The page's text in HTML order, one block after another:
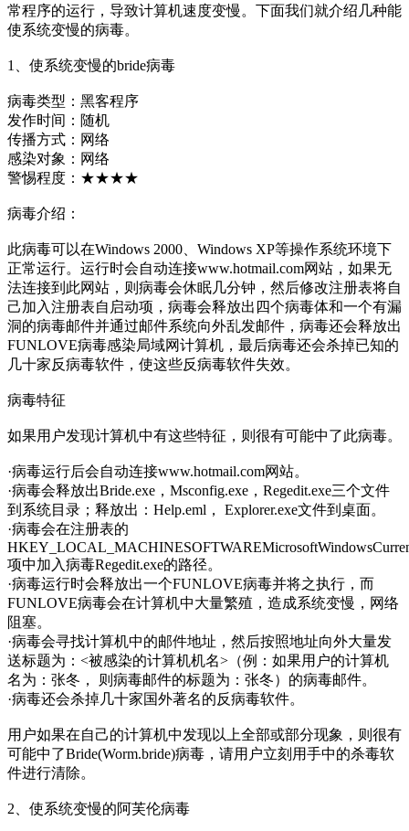
常程序的运行，导致计算机速度变慢。下面我们就介绍几种能
使系统变慢的病毒。
1、使系统变慢的bride病毒
病毒类型：黑客程序
发作时间：随机
传播方式：网络
感染对象：网络
警惕程度：★★★★
病毒介绍：
此病毒可以在Windows 2000、Windows XP等操作系统环境下
正常运行。运行时会自动连接www.hotmail.com网站，如果无
法连接到此网站，则病毒会休眠几分钟，然后修改注册表将自
己加入注册表自启动项，病毒会释放出四个病毒体和一个有漏
洞的病毒邮件并通过邮件系统向外乱发邮件，病毒还会释放出
FUNLOVE病毒感染局域网计算机，最后病毒还会杀掉已知的
几十家反病毒软件，使这些反病毒软件失效。
病毒特征
如果用户发现计算机中有这些特征，则很有可能中了此病毒。
·病毒运行后会自动连接www.hotmail.com网站。
·病毒会释放出Bride.exe，Msconfig.exe，Regedit.exe三个文件
到系统目录；释放出：Help.eml， Explorer.exe文件到桌面。
·病毒会在注册表的
项中加入病毒Regedit.exe的路径。
·病毒运行时会释放出一个FUNLOVE病毒并将之执行，而
FUNLOVE病毒会在计算机中大量繁殖，造成系统变慢，网络
阻塞。
·病毒会寻找计算机中的邮件地址，然后按照地址向外大量发
送标题为：<被感染的计算机机名>（例：如果用户的计算机
名为：张冬， 则病毒邮件的标题为：张冬）的病毒邮件。
·病毒还会杀掉几十家国外著名的反病毒软件。
用户如果在自己的计算机中发现以上全部或部分现象，则很有
可能中了Bride(Worm.bride)病毒，请用户立刻用手中的杀毒软
件进行清除。
2、使系统变慢的阿芙伦病毒